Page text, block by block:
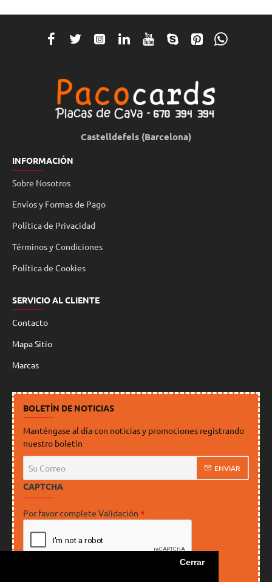
Cerrar
Castelldefels (Barcelona)
INFORMACIÓN
Sobre Nosotros
Envíos y Formas de Pago
Política de Privacidad
Términos y Condiciones
Política de Cookies
SERVICIO AL CLIENTE
Contacto
Mapa Sitio
Marcas
BOLETÍN DE NOTICIAS
Manténgase al día con noticias y promociones registrando
nuestro boletín
Correo
ENVIAR
CAPTCHA
Por favor complete Validación